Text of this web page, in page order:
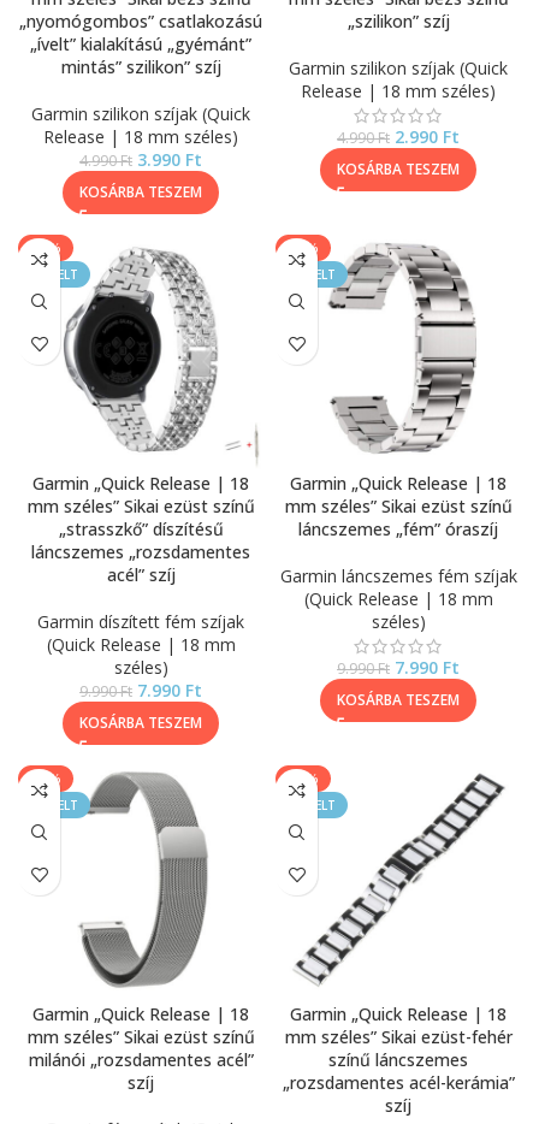
„nyomógombos” csatlakozású
„ívelt” kialakítású „gyémánt”
mintás” szilikon” szíj
Garmin szilikon szíjak (Quick
Release | 18 mm széles)
4.990Ft 3.990 Ft
KOSÁRBA TESZEM
„szilikon” szíj
Garmin szilikon szíjak (Quick
Release | 18 mm széles)
4.990Ft 2.990 Ft
KOSÁRBA TESZEM
-20%
KIEMELT
Garmin „Quick Release | 18
mm széles” Sikai ezüst színű
„strasszkő” díszítésű
láncszemes „rozsdamentes
acél” szíj
Garmin díszített fém szíjak
(Quick Release | 18 mm
széles)
9.990Ft 7.990 Ft
KOSÁRBA TESZEM
-20%
KIEMELT
Garmin „Quick Release | 18
mm széles” Sikai ezüst színű
láncszemes „fém” óraszíj
Garmin láncszemes fém szíjak
(Quick Release | 18 mm
széles)
9.990Ft 7.990 Ft
KOSÁRBA TESZEM
-17%
KIEMELT
Garmin „Quick Release | 18
mm széles” Sikai ezüst színű
milánói „rozsdamentes acél”
szíj
-40%
KIEMELT
Garmin „Quick Release | 18
mm széles” Sikai ezüst-fehér
színű láncszemes
„rozsdamentes acél-kerámia”
szíj